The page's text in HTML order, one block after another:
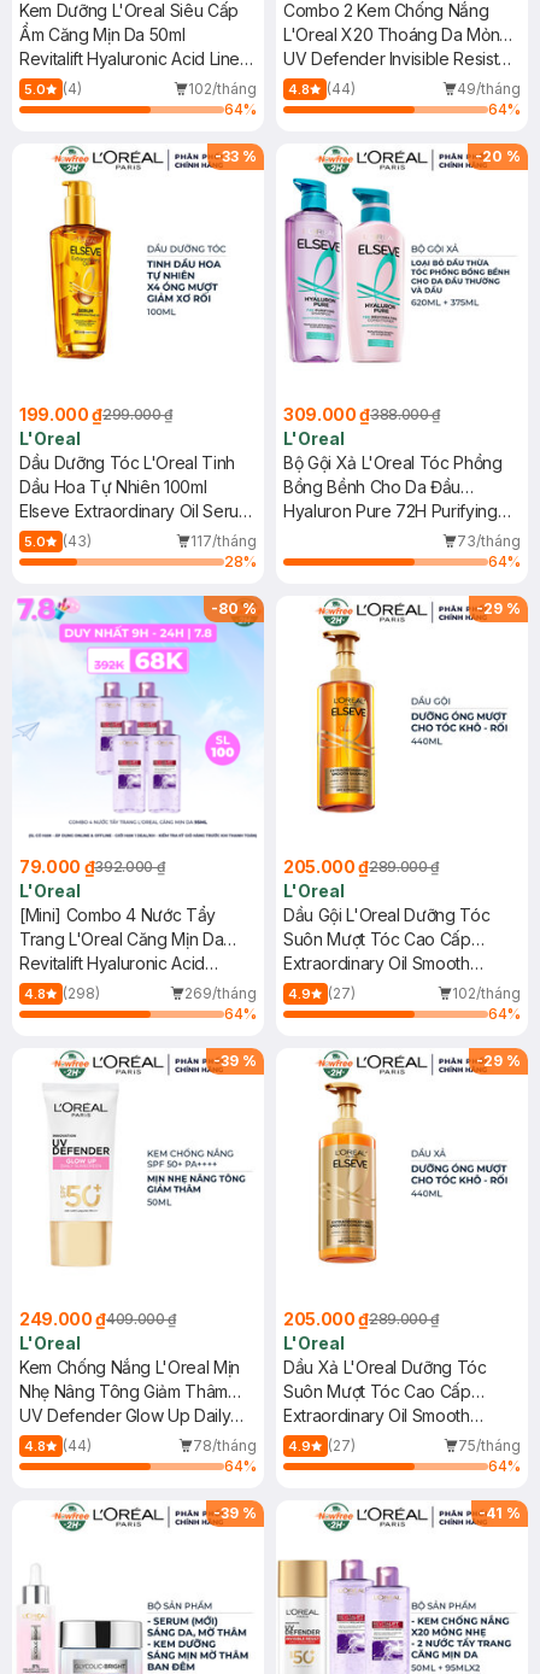
Kem Dưỡng L'Oreal Siêu Cấp
Ẩm Căng Mịn Da 50ml
Revitalift Hyaluronic Acid Line
Filling Water Cream
5.0 (4)
102/tháng
64%
Combo 2 Kem Chống Nắng
L'Oreal X20 Thoáng Da Mỏng
Nhẹ 50ml
UV Defender Invisible Resist
Daily Sunscreen SPF50+
PA++++
4.8 (44)
49/tháng
64%
-33 %
199.000 ₫299.000 ₫
L'Oreal
Dầu Dưỡng Tóc L'Oreal Tinh
Dầu Hoa Tự Nhiên 100ml
Elseve Extraordinary Oil Serum
With 6 Precious Floral Oil
5.0 (43)
117/tháng
28%
-20 %
309.000 ₫388.000 ₫
L'Oreal
Bộ Gội Xả L'Oreal Tóc Phồng
Bồng Bềnh Cho Da Đầu
Thường, Dầu 620ml+375ml
Hyaluron Pure 72H Purifying
Shampoo + Rehydrating
Conditioner
73/tháng
64%
-80%
79.000 ₫392.000 ₫
L'Oreal
[Mini] Combo 4 Nước Tẩy
Trang L'Oreal Căng Mịn Da
95ml
Revitalift Hyaluronic Acid
Hydrating Micellar Water
4.8 (298)
269/tháng
64%
-29 %
205.000 ₫289.000 ₫
L'Oreal
Dầu Gội L'Oreal Dưỡng Tóc
Suôn Mượt Tóc Cao Cấp
440ml
Extraordinary Oil Smooth
Shampoo
4.9 (27)
102/tháng
64%
-39 %
249.000 ₫409.000 ₫
L'Oreal
Kem Chống Nắng L'Oreal Mịn
Nhẹ Nâng Tông Giảm Thâm
50ml
UV Defender Glow Up Daily
Sunscreen SPF50+ PA++++
4.8 (44)
78/tháng
64%
-29 %
205.000 ₫289.000 ₫
L'Oreal
Dầu Xả L'Oreal Dưỡng Tóc
Suôn Mượt Tóc Cao Cấp
440ml
Extraordinary Oil Smooth
Conditioner
4.9 (27)
75/tháng
64%
-39 % -41 %